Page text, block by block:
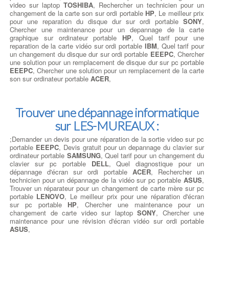
video sur laptop TOSHIBA, Rechercher un technicien pour un
changement de la carte son sur ordi portable HP, Le meilleur prix
pour une reparation du disque dur sur ordi portable SONY,
Chercher une maintenance pour un depannage de la carte
graphique sur ordinateur portable HP, Quel tarif pour une
reparation de la carte vidéo sur ordi portable IBM, Quel tarif pour
un changement du disque dur sur ordi portable EEEPC, Chercher
une solution pour un remplacement de disque dur sur pc portable
EEEPC, Chercher une solution pour un remplacement de la carte
son sur ordinateur portable ACER,
Trouver une dépannage informatique
sur LES-MUREAUX :
;Demander un devis pour une réparation de la sortie video sur pc
portable EEEPC, Devis gratuit pour un depannage du clavier sur
ordinateur portable SAMSUNG, Quel tarif pour un changement du
clavier sur pc portable DELL, Quel diagnostique pour un
dépannage d'écran sur ordi portable ACER, Rechercher un
technicien pour un dépannage de la vidéo sur pc portable ASUS,
Trouver un réparateur pour un changement de carte mère sur pc
portable LENOVO, Le meilleur prix pour une réparation d'écran
sur pc portable HP, Chercher une maintenance pour un
changement de carte video sur laptop SONY, Chercher une
maintenance pour une révision d'écran vidéo sur ordi portable
ASUS,